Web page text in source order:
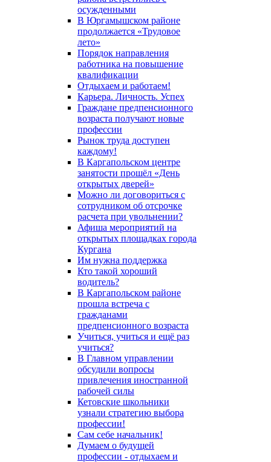
осужденными
В Юргамышском районе
продолжается «Трудовое
лето»
Порядок направления
работника на повышение
квалификации
Отдыхаем и работаем!
Карьера. Личность. Успех
Граждане предпенсионного
возраста получают новые
профессии
Рынок труда доступен
каждому!
В Каргапольском центре
занятости прошёл «День
открытых дверей»
Можно ли договориться с
сотрудником об отсрочке
расчета при увольнении?
Афиша мероприятий на
открытых площадках города
Кургана
Им нужна поддержка
Кто такой хороший
водитель?
В Каргапольском районе
прошла встреча с
гражданами
предпенсионного возраста
Учиться, учиться и ещё раз
учиться?
В Главном управлении
обсудили вопросы
привлечения иностранной
рабочей силы
Кетовские школьники
узнали стратегию выбора
профессии!
Сам себе начальник!
Думаем о будущей
профессии - отдыхаем и